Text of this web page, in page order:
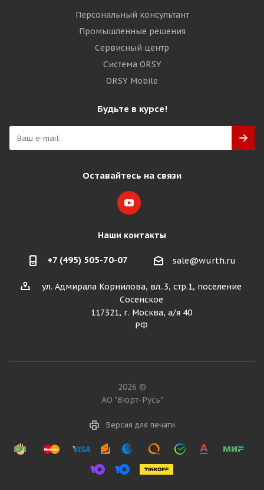
Персональный консультант
Промышленные решения
Сервисный центр
Система ORSY
ORSY Mobile
Будьте в курсе!
Оставайтесь на связи
Наши контакты
+7 (495) 505-70-07 sale@wurth.ru
ул. Адмирала Корнилова, вл..3, стр.1, поселение
Сосенское
117321, г. Москва, а/я 40
РФ
2026 ©
АО "Вюрт-Русь"
Версия для печати